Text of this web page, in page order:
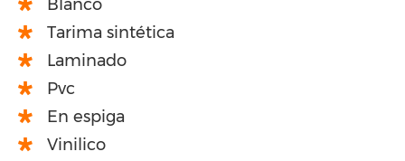
Blanco
Tarima sintética
Laminado
Pvc
En espiga
Vinilico